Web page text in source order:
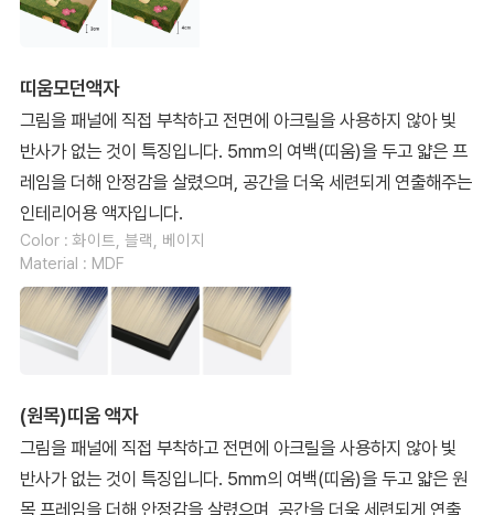
띠움모던액자
그림을 패널에 직접 부착하고 전면에 아크릴을 사용하지 않아 빛
반사가 없는 것이 특징입니다. 5mm의 여백(띠움)을 두고 얇은 프
레임을 더해 안정감을 살렸으며, 공간을 더욱 세련되게 연출해주는
인테리어용 액자입니다.
Color : 화이트, 블랙, 베이지
Material : MDF
(원목)띠움 액자
그림을 패널에 직접 부착하고 전면에 아크릴을 사용하지 않아 빛
반사가 없는 것이 특징입니다. 5mm의 여백(띠움)을 두고 얇은 원
목 프레임을 더해 안정감을 살렸으며, 공간을 더욱 세련되게 연출